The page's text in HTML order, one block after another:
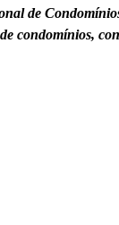
de
condomínios,